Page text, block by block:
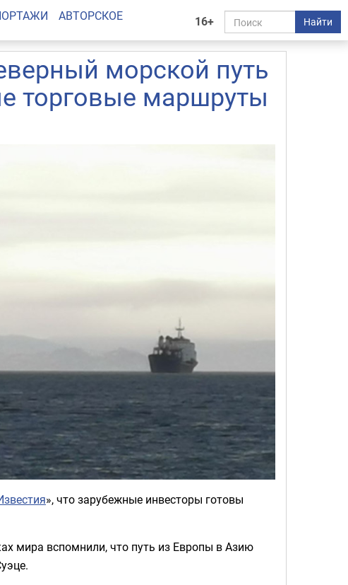
16+ Найти
АВТОРСКОЕ
морской путь
торговые маршруты
», что зарубежные инвесторы готовы
мира вспомнили, что путь из Европы в Азию